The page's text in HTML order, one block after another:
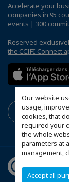
Our website
usage,
cookies, that
required your
the whole
parameters at
management,
Accept all
Accelerate your
companies in 95
events | 300
Reserved
the CCIFI Connect